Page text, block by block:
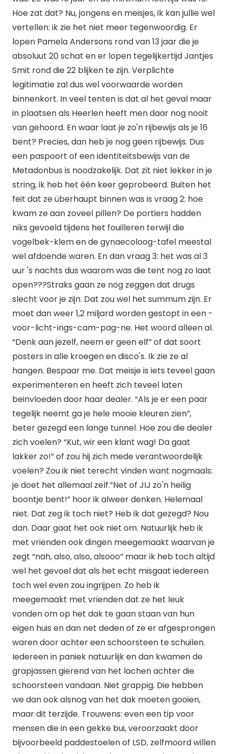
Hoe zat dat? Nu, jongens en meisjes, ik kan jullie wel
vertellen: ik zie het niet meer tegenwoordig. Er
lopen Pamela Andersons rond van 13 jaar die je
absoluut 20 schat en er lopen tegelijkertijd Jantjes
Smit rond die 22 blijken te zijn. Verplichte
legitimatie zal dus wel voorwaarde worden
binnenkort. In veel tenten is dat al het geval maar
in plaatsen als Heerlen heeft men daar nog nooit
van gehoord. En waar laat je zo'n rijbewijs als je 16
bent? Precies, dan heb je nog geen rijbewijs. Dus
een paspoort of een identiteitsbewijs van de
Metadonbus is noodzakelijk. Dat zit niet lekker in je
string, ik heb het één keer geprobeerd. Buiten het
feit dat ze überhaupt binnen was is vraag 2: hoe
kwam ze aan zoveel pillen? De portiers hadden
niks gevoeld tijdens het fouilleren terwijl die
vogelbek-klem en de gynaecoloog-tafel meestal
wel afdoende waren. En dan vraag 3: het was al 3
uur 's nachts dus waarom was die tent nog zo laat
open???Straks gaan ze nog zeggen dat drugs
slecht voor je zijn. Dat zou wel het summum zijn. Er
moet dan weer 1,2 miljard worden gestopt in een -
voor-licht-ings-cam-pag-ne. Het woord alleen al.
“Denk aan jezelf, neem er geen elf” of dat soort
posters in alle kroegen en disco's. Ik zie ze al
hangen. Bespaar me. Dat meisje is iets teveel gaan
experimenteren en heeft zich teveel laten
beinvloeden door haar dealer. “Als je er een paar
tegelijk neemt ga je hele mooie kleuren zien”,
beter gezegd een lange tunnel. Hoe zou die dealer
zich voelen? “Kut, wir een klant wag! Da gaat
lakker zo!” of zou hij zich mede verantwoordelijk
voelen? Zou ik niet terecht vinden want nogmaals:
je doet het allemaal zelf.”Net of JIJ zo'n heilig
boontje bent!” hoor ik alweer denken. Helemaal
niet. Dat zeg ik toch niet? Heb ik dat gezegd? Nou
dan. Daar gaat het ook niet om. Natuurlijk heb ik
met vrienden ook dingen meegemaakt waarvan je
zegt “nah, also, also, alsooo” maar ik heb toch altijd
wel het gevoel dat als het echt misgaat iedereen
toch wel even zou ingrijpen. Zo heb ik
meegemaakt met vrienden dat ze het leuk
vonden om op het dak te gaan staan van hun
eigen huis en dan net deden of ze er afgesprongen
waren door achter een schoorsteen te schuilen.
Iedereen in paniek natuurlijk en dan kwamen de
grapjassen gierend van het lachen achter die
schoorsteen vandaan. Niet grappig. Die hebben
we dan ook alsnog van het dak moeten gooien,
maar dit terzijde. Trouwens: even een tip voor
mensen die in een gekke bui, veroorzaakt door
bijvoorbeeld paddestoelen of LSD, zelfmoord willen